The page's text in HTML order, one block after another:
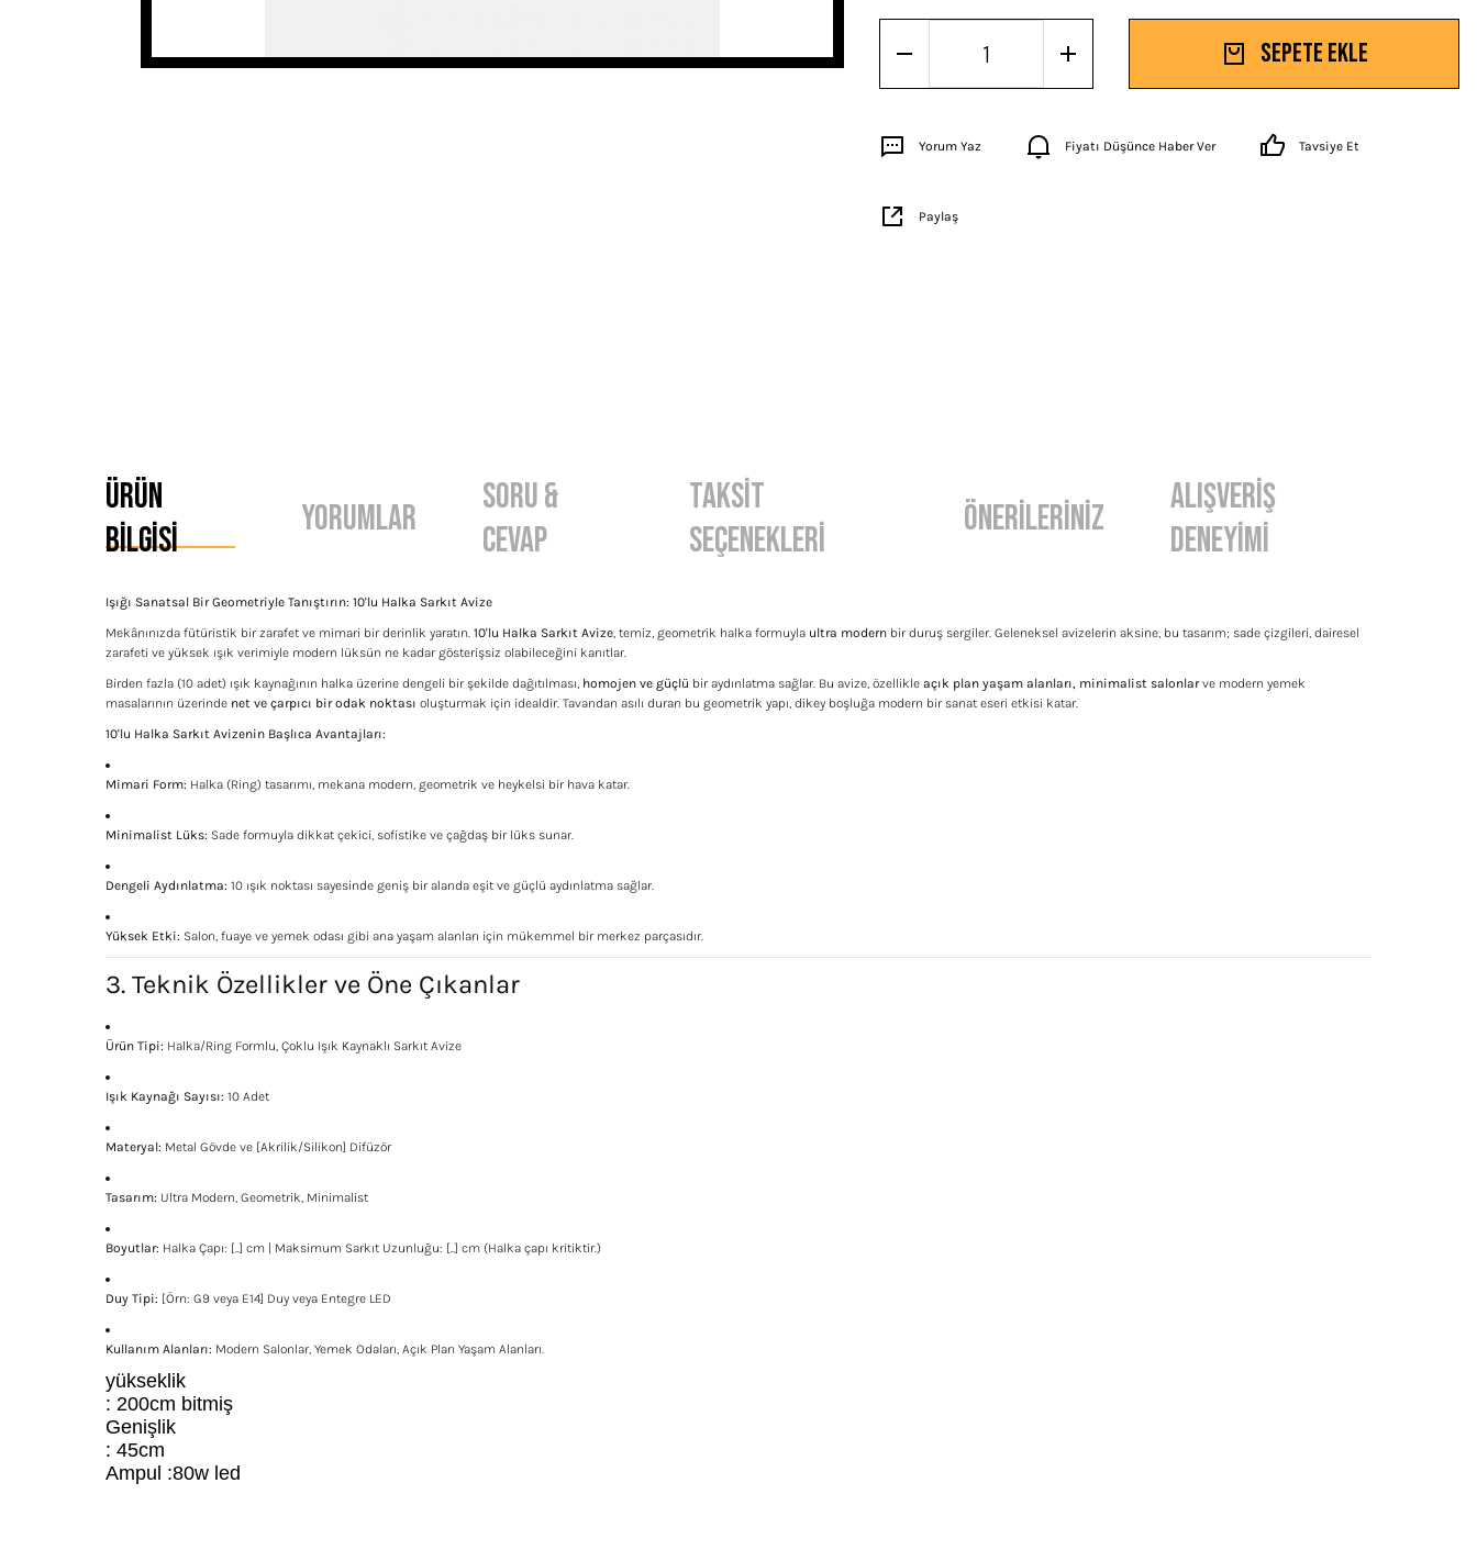
Sepete Ekle
Yorum Yaz Fiyatı Düşünce Haber Ver Tavsiye Et
Paylaş
Ürün
Bilgisi
Yorumlar
Soru &
Cevap
Taksit
Seçenekleri
Önerileriniz
Alışveriş
Deneyimi
Işığı Sanatsal Bir Geometriyle Tanıştırın: 10'lu Halka Sarkıt Avize
Mekânınızda fütüristik bir zarafet ve mimari bir derinlik yaratın. 10'lu Halka Sarkıt Avize, temiz, geometrik halka formuyla ultra modern bir duruş sergiler. Geleneksel avizelerin aksine, bu tasarım; sade çizgileri, dairesel
zarafeti ve yüksek ışık verimiyle modern lüksün ne kadar gösterişsiz olabileceğini kanıtlar.
Birden fazla (10 adet) ışık kaynağının halka üzerine dengeli bir şekilde dağıtılması, homojen ve güçlü bir aydınlatma sağlar. Bu avize, özellikle açık plan yaşam alanları, minimalist salonlarve modern yemek
masalarının üzerinde net ve çarpıcı bir odak noktası oluşturmak için idealdir. Tavandan asılı duran bu geometrik yapı, dikey boşluğa modern bir sanat eseri etkisi katar.
10'lu Halka Sarkıt Avizenin Başlıca Avantajları:
Mimari Form: Halka (Ring) tasarımı, mekana modern, geometrik ve heykelsi bir hava katar.
Minimalist Lüks: Sade formuyla dikkat çekici, sofistike ve çağdaş bir lüks sunar.
Dengeli Aydınlatma: 10 ışık noktası sayesinde geniş bir alanda eşit ve güçlü aydınlatma sağlar.
Yüksek Etki: Salon, fuaye ve yemek odası gibi ana yaşam alanları için mükemmel bir merkez parçasıdır.
3. Teknik Özellikler ve Öne Çıkanlar
Ürün Tipi: Halka/Ring Formlu, Çoklu Işık Kaynaklı Sarkıt Avize
Işık Kaynağı Sayısı: 10 Adet
Materyal: Metal Gövde ve [Akrilik/Silikon] Difüzör
Tasarım: Ultra Modern, Geometrik, Minimalist
Boyutlar: Halka Çapı: [..] cm | Maksimum Sarkıt Uzunluğu: [..] cm (Halka çapı kritiktir.)
Duy Tipi: [Örn: G9 veya E14] Duy veya Entegre LED
Kullanım Alanları: Modern Salonlar, Yemek Odaları, Açık Plan Yaşam Alanları.
yükseklik
: 200cm bitmiş
Genişlik
: 45cm
Ampul :80w led